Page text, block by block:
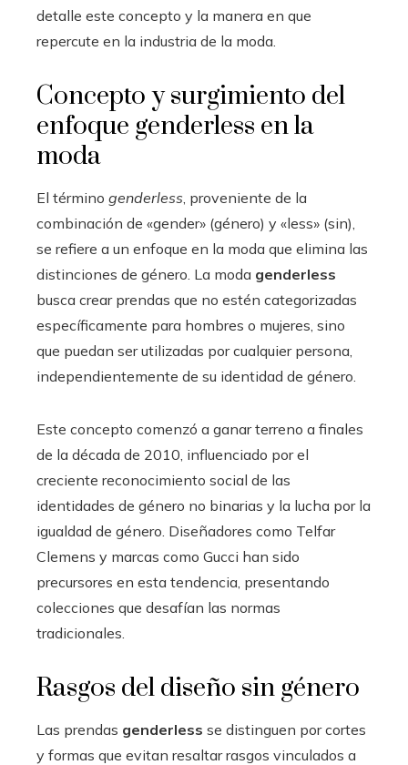
detalle este concepto y la manera en que
repercute en la industria de la moda.
Concepto y surgimiento del
enfoque genderless en la
moda
El término genderless, proveniente de la
combinación de «gender» (género) y «less» (sin),
se refiere a un enfoque en la moda que elimina las
distinciones de género. La moda genderless
busca crear prendas que no estén categorizadas
específicamente para hombres o mujeres, sino
que puedan ser utilizadas por cualquier persona,
independientemente de su identidad de género.
Este concepto comenzó a ganar terreno a finales
de la década de 2010, influenciado por el
creciente reconocimiento social de las
identidades de género no binarias y la lucha por la
igualdad de género. Diseñadores como Telfar
Clemens y marcas como Gucci han sido
precursores en esta tendencia, presentando
colecciones que desafían las normas
tradicionales.
Rasgos del diseño sin género
Las prendas genderless se distinguen por cortes
y formas que evitan resaltar rasgos vinculados a